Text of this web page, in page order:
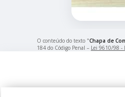
O conteúdo do texto "Chapa de
184 do Código Penal – Lei 9610/98 -